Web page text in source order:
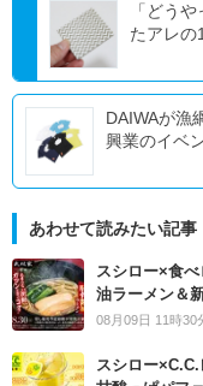
「どう
たアレの
DAIWAが漁
興業のイベ
あわせて読みたい記事
スシロー×食
油ラーメン＆
08月09日 11時30
スシロー